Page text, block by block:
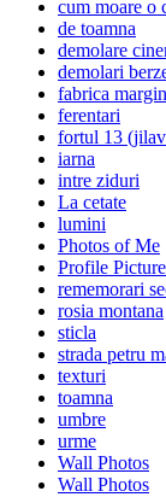
cum moare o
de toamna
demolare
demolari
fabrica
ferentari
fortul 13
iarna
intre ziduri
La cetate
lumini
Photos of Me
Profile
rememorari
rosia montana
sticla
strada petru
texturi
toamna
umbre
urme
Wall Photos
Wall Photos